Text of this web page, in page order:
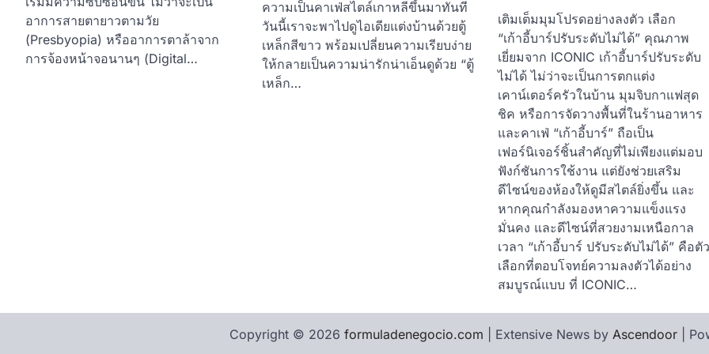
อาการสายตายาวตามวัย
(Presbyopia) หรืออาการตาล้าจาก
การจ้องหน้าจอนานๆ (Digital…
ความเป็นคาเฟ่สไตล์เกาหลีขึ้นมาทันที
วันนี้เราจะพาไปดูไอเดียแต่งบ้านด้วยตู้
เหล็กสีขาว พร้อมเปลี่ยนความเรียบง่าย
ให้กลายเป็นความน่ารักน่าเอ็นดูด้วย “ตู้
เหล็ก…
เติมเต็มมุมโปรดอย่างลงตัว เลือก
“เก้าอี้บาร์ปรับระดับไม่ได้” คุณภาพ
เยี่ยมจาก ICONIC เก้าอี้บาร์ปรับระดับ
ไม่ได้ ไม่ว่าจะเป็นการตกแต่ง
เคาน์เตอร์ครัวในบ้าน มุมจิบกาแฟสุด
ชิค หรือการจัดวางพื้นที่ในร้านอาหาร
และคาเฟ่ “เก้าอี้บาร์” ถือเป็น
เฟอร์นิเจอร์ชิ้นสำคัญที่ไม่เพียงแต่มอบ
ฟังก์ชันการใช้งาน แต่ยังช่วยเสริม
ดีไซน์ของห้องให้ดูมีสไตล์ยิ่งขึ้น และ
หากคุณกำลังมองหาความแข็งแรง
มั่นคง และดีไซน์ที่สวยงามเหนือกาล
เวลา “เก้าอี้บาร์ ปรับระดับไม่ได้” คือตัว
เลือกที่ตอบโจทย์ความลงตัวได้อย่าง
สมบูรณ์แบบ ที่ ICONIC…
Copyright © 2026 formuladenegocio.com | Extensive News by Ascendoor |